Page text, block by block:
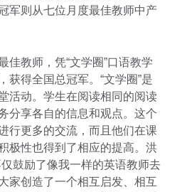
军则从七位月度最佳教师中产
佳教师，凭“文学圈”口语教学
获得全国总冠军。“文学圈”是
活动。学生在阅读相同的阅读
分享各自的信息和观点。这个
行更多的交流，而且他们在课
极性也得到了相应的提高。洪
鼓励了像我一样的英语教师去
家创造了一个相互启发、相互